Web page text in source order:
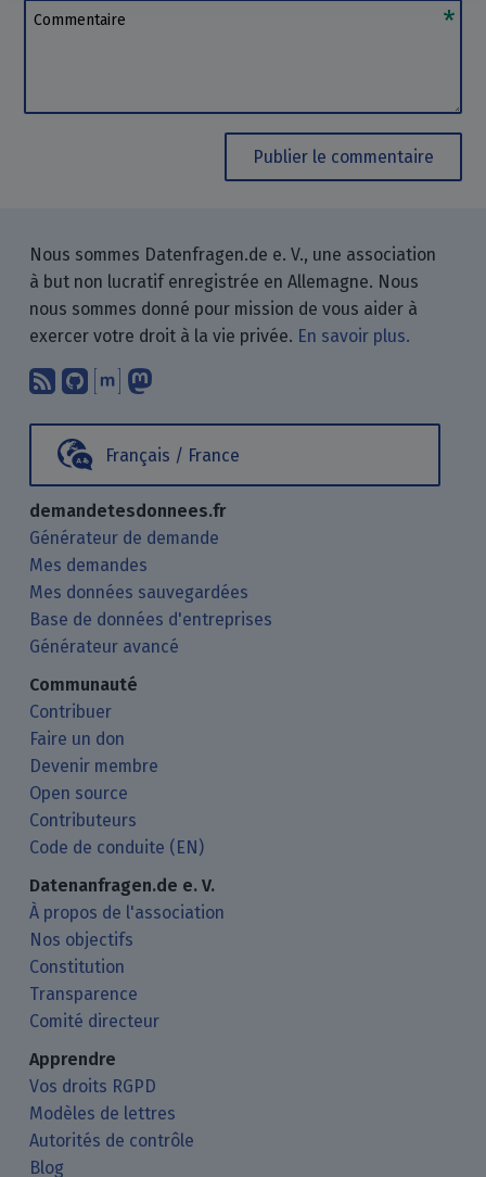
Commentaire
Publier le commentaire
Nous sommes Datenfragen.de e. V., une association
à but non lucratif enregistrée en Allemagne. Nous
nous sommes donné pour mission de vous aider à
exercer votre droit à la vie privée. En savoir plus.
Abonnez-vous à notre blog en
Nous trouver sur GitHub.
Échanger avec nous via Matrix.
Français / France
demandetesdonnees.fr
Générateur de demande
Mes demandes
Mes données sauvegardées
Base de données d'entreprises
Générateur avancé
Communauté
Contribuer
Faire un don
Devenir membre
Open source
Contributeurs
Code de conduite (EN)
Datenanfragen.de e. V.
À propos de l'association
Nos objectifs
Constitution
Transparence
Comité directeur
Apprendre
Vos droits RGPD
Modèles de lettres
Autorités de contrôle
Blog